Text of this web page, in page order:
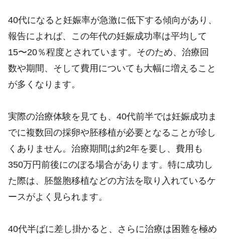
40代になると妊娠率が急激に低下する傾向があり、
報告によれば、この年代の妊娠成功率は平均して
15〜20％程度とされています。そのため、治療回
数や期間、そして費用についても大幅に増えること
が多くなります。
実際の治療体験を見ても、40代前半では妊娠成功ま
でに複数回の採卵や胚移植が必要となることが珍し
くありません。治療期間は約2年を要し、費用も
350万円前後にのぼる場合があります。特に成功し
た際は、胚盤胞移植などの方法を取り入れているケ
ースがよく見られます。
40代半ばに差し掛かると、さらに治療は困難を極め